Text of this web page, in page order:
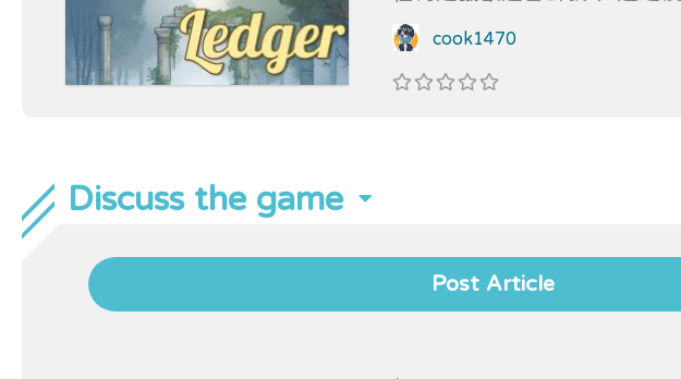
遊戲內容。
cook1470
Discuss the game
Post Article